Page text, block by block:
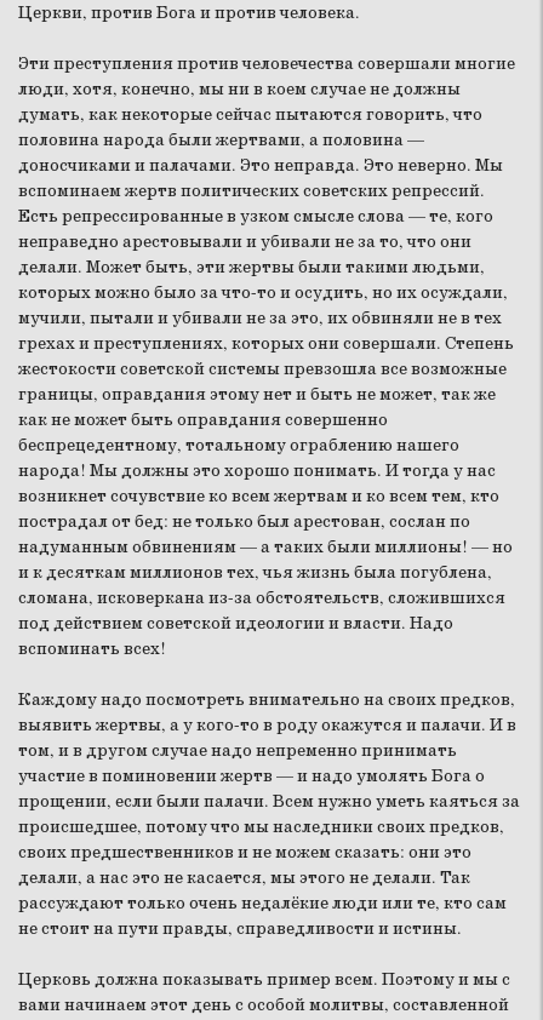
Церкви, против Бога и против человека.
Эти преступления против человечества совершали многие
люди, хотя, конечно, мы ни в коем случае не должны
думать, как некоторые сейчас пытаются говорить, что
половина народа были жертвами, а половина —
доносчиками и палачами. Это неправда. Это неверно. Мы
вспоминаем жертв политических советских репрессий.
Есть репрессированные в узком смысле слова — те, кого
неправедно арестовывали и убивали не за то, что они
делали. Может быть, эти жертвы были такими людьми,
которых можно было за что-то и осудить, но их осуждали,
мучили, пытали и убивали не за это, их обвиняли не в тех
грехах и преступлениях, которых они совершали. Степень
жестокости советской системы превзошла все возможные
границы, оправдания этому нет и быть не может, так же
как не может быть оправдания совершенно
беспрецедентному, тотальному ограблению нашего
народа! Мы должны это хорошо понимать. И тогда у нас
возникнет сочувствие ко всем жертвам и ко всем тем, кто
пострадал от бед: не только был арестован, сослан по
надуманным обвинениям — а таких были миллионы! — но
и к десяткам миллионов тех, чья жизнь была погублена,
сломана, исковеркана из-за обстоятельств, сложившихся
под действием советской идеологии и власти. Надо
вспоминать всех!
Каждому надо посмотреть внимательно на своих предков,
выявить жертвы, а у кого-то в роду окажутся и палачи. И в
том, и в другом случае надо непременно принимать
участие в поминовении жертв — и надо умолять Бога о
прощении, если были палачи. Всем нужно уметь каяться за
происшедшее, потому что мы наследники своих предков,
своих предшественников и не можем сказать: они это
делали, а нас это не касается, мы этого не делали. Так
рассуждают только очень недалёкие люди или те, кто сам
не стоит на пути правды, справедливости и истины.
Церковь должна показывать пример всем. Поэтому и мы с
вами начинаем этот день с особой молитвы, составленной